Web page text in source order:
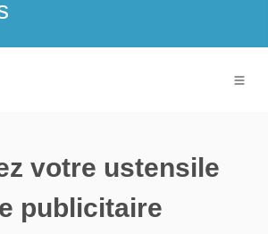
votre ustensile
publicitaire